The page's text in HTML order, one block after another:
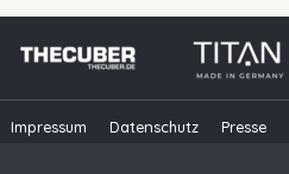
Impressum Datenschutz Presse